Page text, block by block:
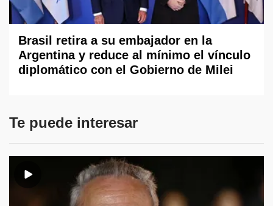
Brasil retira a su embajador en la
Argentina y reduce al mínimo el vínculo
diplomático con el Gobierno de Milei
Te puede interesar